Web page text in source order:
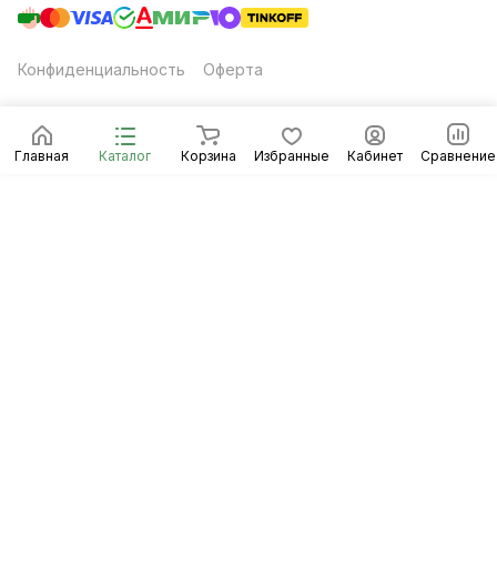
Главная Каталог Корзина Избранные Кабинет Сравнение
Конфиденциальность Оферта